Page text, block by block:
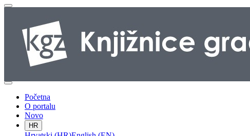
Početna
O portalu
Novo
HR